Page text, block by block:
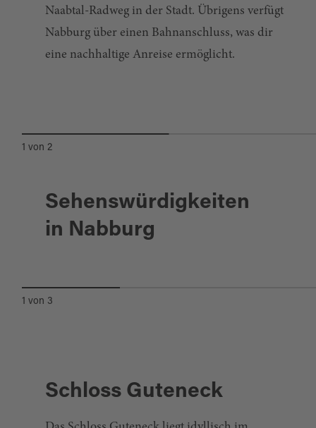
Naabtal-Radweg in der Stadt. Übrigens verfügt
Nabburg über einen Bahnanschluss, was dir
eine nachhaltige Anreise ermöglicht.
1 von2
Sehenswürdigkeiten
in Nabburg
Nabburg
STADTMUSEUM
1 von 3
Schloss Guteneck